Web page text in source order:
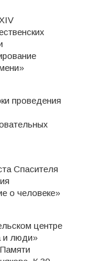
проведения
Спасителя
о человеке»
центре
и люди»